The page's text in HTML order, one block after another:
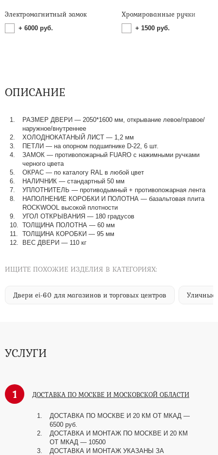
Электромагнитный замок
+ 6000 руб.
Хромированные ручки
+ 1500 руб.
ОПИСАНИЕ
РАЗМЕР ДВЕРИ — 2050*1600 мм, открывание левое/правое/
наружное/внутреннее
ХОЛОДНОКАТАНЫЙ ЛИСТ — 1,2 мм
ПЕТЛИ — на опорном подшипнике D-22, 6 шт.
ЗАМОК — противопожарный FUARO с нажимными ручками
черного цвета
ОКРАС — по каталогу RAL в любой цвет​​​​​​​
НАЛИЧНИК — стандартный 50 мм
УПЛОТНИТЕЛЬ — противодымный + противопожарная лента
НАПОЛНЕНИЕ КОРОБКИ И ПОЛОТНА — базальтовая плита
ROCKWOOL высокой плотности
УГОЛ ОТКРЫВАНИЯ — 180 градусов
ТОЛЩИНА ПОЛОТНА — 60 мм
ТОЛЩИНА КОРОБКИ — 95 мм
ВЕС ДВЕРИ — 110 кг
ИЩИТЕ ПОХОЖИЕ ИЗДЕЛИЯ В КАТЕГОРИЯХ:
Двери ei-60 для магазинов и торговых центров Уличные
УСЛУГИ
1 ДОСТАВКА ПО МОСКВЕ И МОСКОВСКОЙ ОБЛАСТИ
ДОСТАВКА ПО МОСКВЕ И 20 КМ ОТ МКАД —
6500 руб.
ДОСТАВКА И МОНТАЖ ПО МОСКВЕ И 20 КМ
ОТ МКАД — 10500
ДОСТАВКА И МОНТАЖ УКАЗАНЫ ЗА